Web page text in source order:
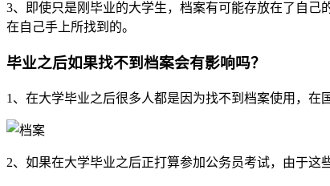
3、即使只是刚毕业的大学生，档案有可能存放在了自
在自己手上所找到的。
毕业之后如果找不到档案会有影响吗？
1、在大学毕业之后很多人都是因为找不到档案使用，
2、如果在大学毕业之后正打算参加公务员考试，由于这